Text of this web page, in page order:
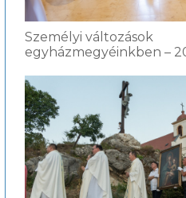
Személyi változások
egyházmegyéinkben –